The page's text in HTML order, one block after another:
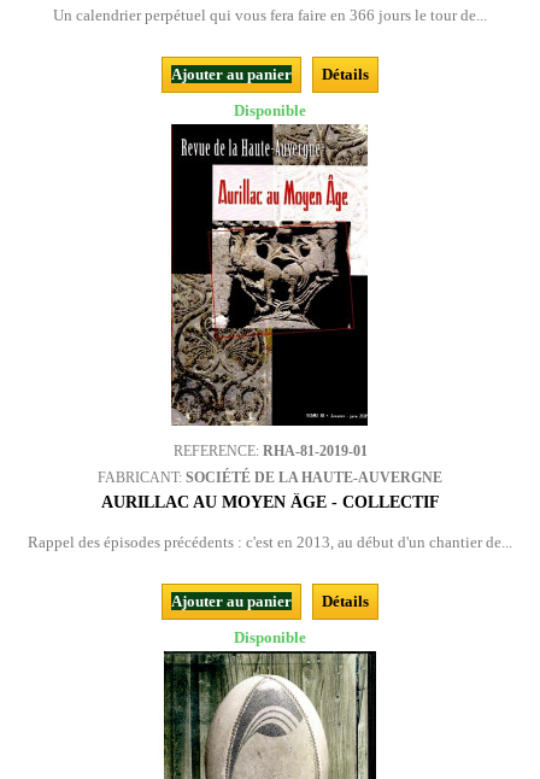
Un calendrier perpétuel qui vous fera faire en 366 jours le tour de...
Ajouter au panier
Détails
Disponible
REFERENCE: RHA-81-2019-01
FABRICANT: SOCIÉTÉ DE LA HAUTE-AUVERGNE
AURILLAC AU MOYEN ÂGE - COLLECTIF
Rappel des épisodes précédents : c'est en 2013, au début d'un chantier de...
Ajouter au panier
Détails
Disponible